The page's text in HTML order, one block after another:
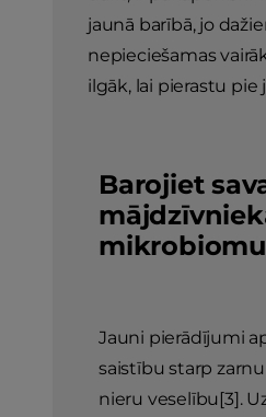
jaunā barībā, jo
nepieciešamas
ilgāk, lai pierastu pie
Barojiet
mikrobiomu
Jauni pierādījumi
saistību starp
nieru veselību[3].